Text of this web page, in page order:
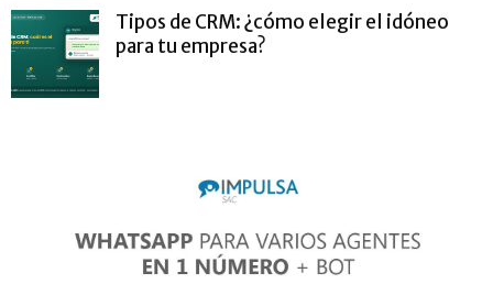
Tipos de CRM: ¿cómo elegir el idóneo
para tu empresa?